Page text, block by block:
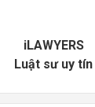
iLAWYERS
Luật sư uy tín